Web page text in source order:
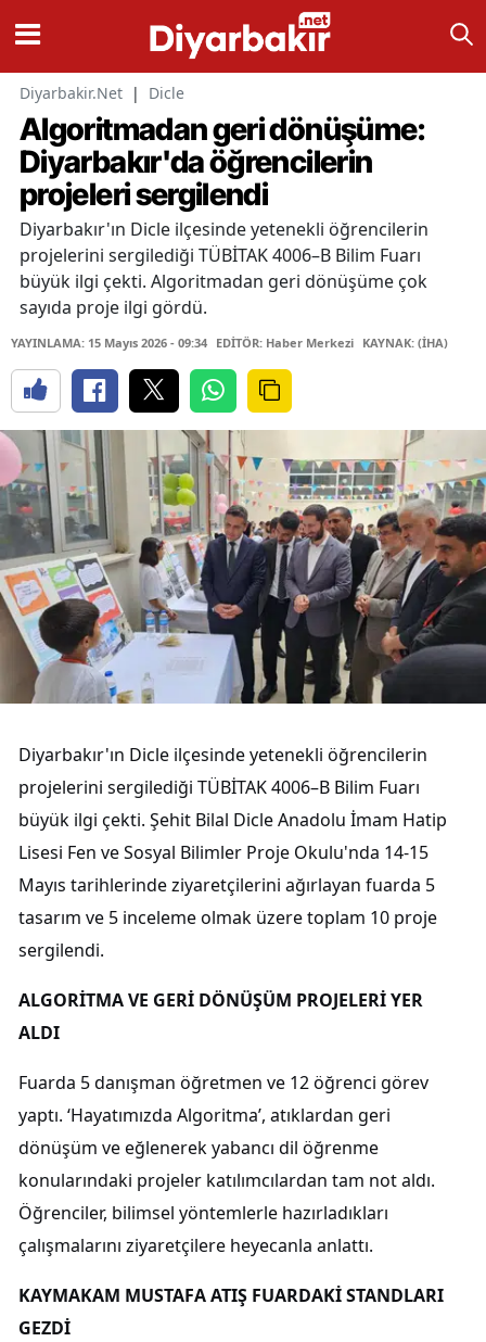
Diyarbakir.Net | Dicle
Algoritmadan geri dönüşüme:
Diyarbakır'da öğrencilerin
projeleri sergilendi
Diyarbakır'ın Dicle ilçesinde yetenekli öğrencilerin
projelerini sergilediği TÜBİTAK 4006–B Bilim Fuarı
büyük ilgi çekti. Algoritmadan geri dönüşüme çok
sayıda proje ilgi gördü.
YAYINLAMA: 15 Mayıs 2026 - 09:34 EDİTÖR: Haber Merkezi KAYNAK: (İHA)
Diyarbakır'ın Dicle ilçesinde yetenekli öğrencilerin
projelerini sergilediği TÜBİTAK 4006–B Bilim Fuarı
büyük ilgi çekti. Şehit Bilal Dicle Anadolu İmam Hatip
Lisesi Fen ve Sosyal Bilimler Proje Okulu'nda 14-15
Mayıs tarihlerinde ziyaretçilerini ağırlayan fuarda 5
tasarım ve 5 inceleme olmak üzere toplam 10 proje
sergilendi.
ALGORİTMA VE GERİ DÖNÜŞÜM PROJELERİ YER
ALDI
Fuarda 5 danışman öğretmen ve 12 öğrenci görev
yaptı. ‘Hayatımızda Algoritma’, atıklardan geri
dönüşüm ve eğlenerek yabancı dil öğrenme
konularındaki projeler katılımcılardan tam not aldı.
Öğrenciler, bilimsel yöntemlerle hazırladıkları
çalışmalarını ziyaretçilere heyecanla anlattı.
KAYMAKAM MUSTAFA ATIŞ FUARDAKİ STANDLARI
GEZDİ